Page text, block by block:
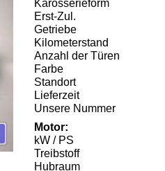
Karosserieform
Erst-Zul.
Getriebe
Kilometerstand
Anzahl der Türen
Farbe
Standort
Lieferzeit
Unsere Nummer
Motor:
kW / PS
Treibstoff
Hubraum